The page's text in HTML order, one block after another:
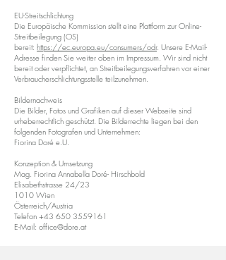
EU-Streitschlichtung
Die Europäische Kommission stellt eine Plattform zur Online-
Streitbeilegung (OS)
bereit: https://ec.europa.eu/consumers/odr. Unsere E-Mail-
Adresse finden Sie weiter oben im Impressum. Wir sind nicht
bereit oder verpflichtet, an Streitbeilegungsverfahren vor einer
Verbraucherschlichtungsstelle teilzunehmen.
Bildernachweis
Die Bilder, Fotos und Grafiken auf dieser Webseite sind
urheberrechtlich geschützt. Die Bilderrechte liegen bei den
folgenden Fotografen und Unternehmen:
Fiorina Doré e.U.
Konzeption & Umsetzung
Mag. Fiorina Annabella Doré- Hirschbold
Elisabethstrasse 24/23
1010 Wien
Österreich/Austria
Telefon +43 650 3559161
E-Mail: office@dore.at